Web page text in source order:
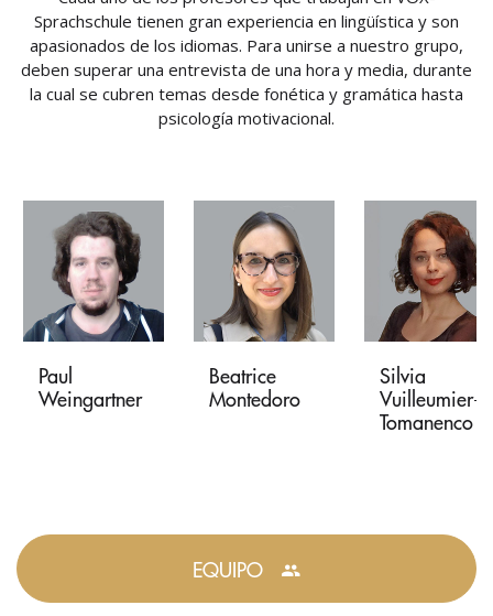
Sprachschule tienen gran experiencia en lingüística y son
apasionados de los idiomas. Para unirse a nuestro grupo,
deben superar una entrevista de una hora y media, durante
la cual se cubren temas desde fonética y gramática hasta
psicología motivacional.
Paul
Weingartner
Beatrice
Montedoro
Silvia
Vuilleumier-
Tomanenco
EQUIPO